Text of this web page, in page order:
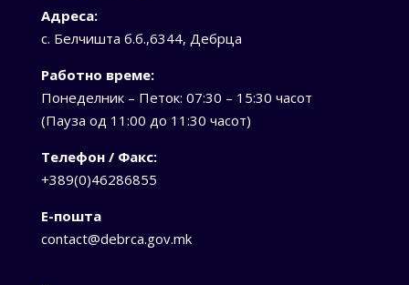
Адреса:
с. Белчишта б.б.,6344, Дебрца
Работно време:
Понеделник – Петок: 07:30 – 15:30 часот
(Пауза од 11:00 до 11:30 часот)
Телефон / Факс:
+389(0)46286855
Е-пошта
contact@debrca.gov.mk